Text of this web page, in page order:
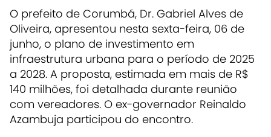
O prefeito de Corumbá, Dr. Gabriel Alves de
Oliveira, apresentou nesta sexta-feira, 06 de
junho, o plano de investimento em
infraestrutura urbana para o período de 2025
a 2028. A proposta, estimada em mais de R$
140 milhões, foi detalhada durante reunião
com vereadores. O ex-governador Reinaldo
Azambuja participou do encontro.